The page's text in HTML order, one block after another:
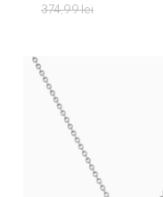
374,99lei